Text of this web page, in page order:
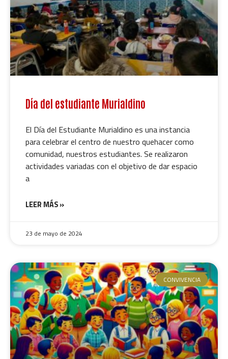
Día del estudiante Murialdino
El Día del Estudiante Murialdino es una instancia
para celebrar el centro de nuestro quehacer como
comunidad, nuestros estudiantes. Se realizaron
actividades variadas con el objetivo de dar espacio
a
LEER MÁS »
23 de mayo de 2024
CONVIVENCIA